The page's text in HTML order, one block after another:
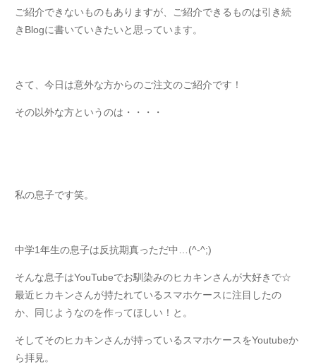
ご紹介できないものもありますが、ご紹介できるものは引き続
きBlogに書いていきたいと思っています。
さて、今日は意外な方からのご注文のご紹介です！
その以外な方というのは・・・・
私の息子です笑。
中学1年生の息子は反抗期真っただ中…(^-^;)
そんな息子はYouTubeでお馴染みのヒカキンさんが大好きで☆
最近ヒカキンさんが持たれているスマホケースに注目したの
か、同じようなのを作ってほしい！と。
そしてそのヒカキンさんが持っているスマホケースをYoutubeか
ら拝見。